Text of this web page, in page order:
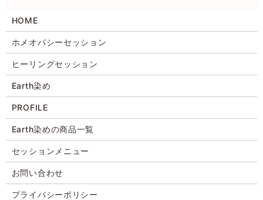
HOME
ホメオパシーセッション
ヒーリングセッション
Earth染め
PROFILE
Earth染めの商品一覧
セッションメニュー
お問い合わせ
プライバシーポリシー